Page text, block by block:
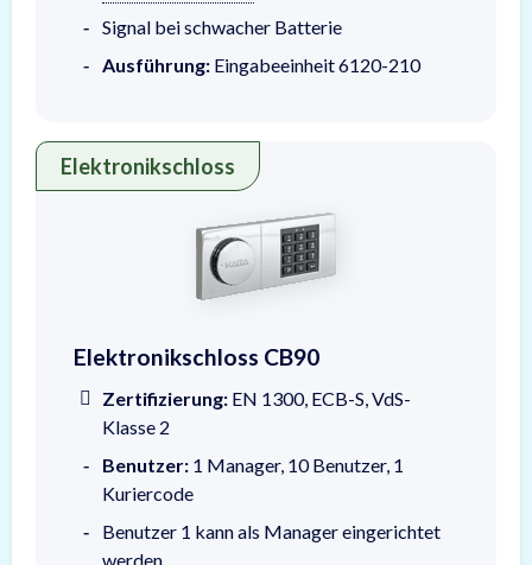
Signal bei schwacher Batterie
Ausführung: Eingabeeinheit 6120-210
Elektronikschloss
Darstellung der Eingabeeinheit CB90
Elektronikschloss CB90
Zertifizierung: EN 1300, ECB-S, VdS-
Klasse 2
Benutzer: 1 Manager, 10 Benutzer, 1
Kuriercode
Benutzer 1 kann als Manager eingerichtet
werden